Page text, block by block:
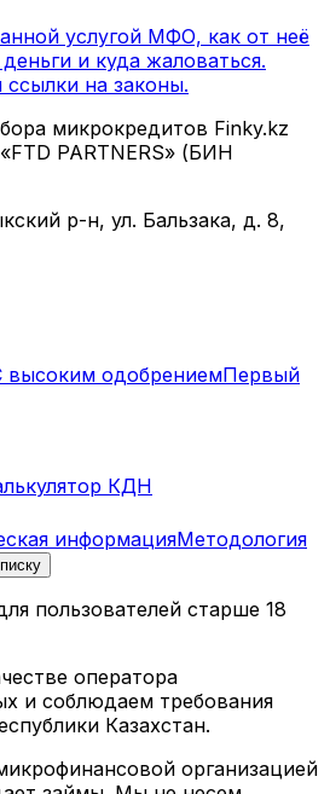
услугой МФО, как от неё
и куда жаловаться.
ссылки на законы.
микрокредитов Finky.kz
PARTNERS» (БИН
р-н, ул. Бальзака, д. 8,
высоким одобрениемПервый
КДН
информацияМетодология
пользователей старше 18
оператора
и соблюдаем требования
Казахстан.
организацией